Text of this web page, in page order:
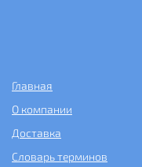
Главная
О компании
Доставка
Словарь терминов